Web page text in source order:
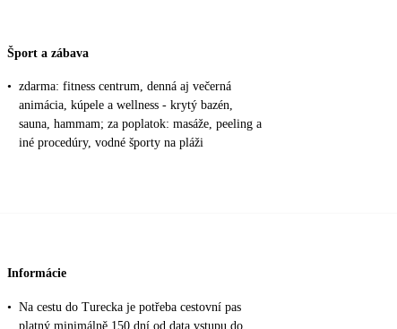
Šport a zábava
• zdarma: fitness centrum, denná aj večerná
animácia, kúpele a wellness - krytý bazén,
sauna, hammam; za poplatok: masáže, peeling a
iné procedúry, vodné športy na pláži
Informácie
• Na cestu do Turecka je potřeba cestovní pas
platný minimálně 150 dní od data vstupu do